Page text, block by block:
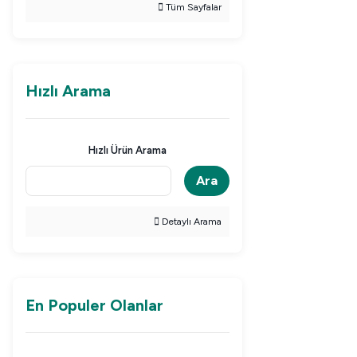
Tüm Sayfalar
Hızlı Arama
Hızlı Ürün Arama
Ara
Detaylı Arama
En Populer Olanlar